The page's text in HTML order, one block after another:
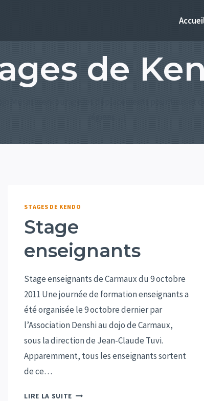
de
STAGES DE KENDO
Stage
enseignants
Stage enseignants de Carmaux du 9 octobre
2011 Une journée de formation enseignants a
été organisée le 9 octobre dernier par
l’Association Denshi au dojo de Carmaux,
sous la direction de Jean-Claude Tuvi.
Apparemment, tous les enseignants sortent
de ce…
LIRE LA SUITE STAGE